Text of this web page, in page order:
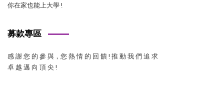
你在家也能上大學 !
募款專區
感 謝 您 的 參 與，您 熱 情 的 回 饋 ! 推 動 我 們 追 求
卓 越 邁 向 頂 尖 !